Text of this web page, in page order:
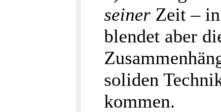
seiner Zeit –
blendet aber
soliden
kommen.